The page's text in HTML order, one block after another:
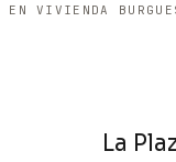
EN VIVIENDA
La